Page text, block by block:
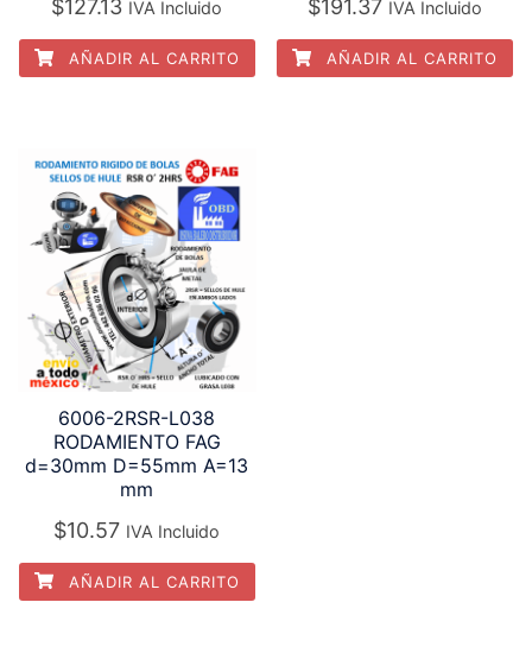
$127.13 IVA Incluido
AÑADIR AL CARRITO
$191.37 IVA Incluido
AÑADIR AL CARRITO
6006-2RSR-L038
RODAMIENTO FAG
d=30mm D=55mm A=13
mm
$10.57 IVA Incluido
AÑADIR AL CARRITO